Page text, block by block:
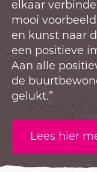
elkaar
mooi
en kunst naar
een positieve
Aan alle
de
gelukt.”
Lees hier